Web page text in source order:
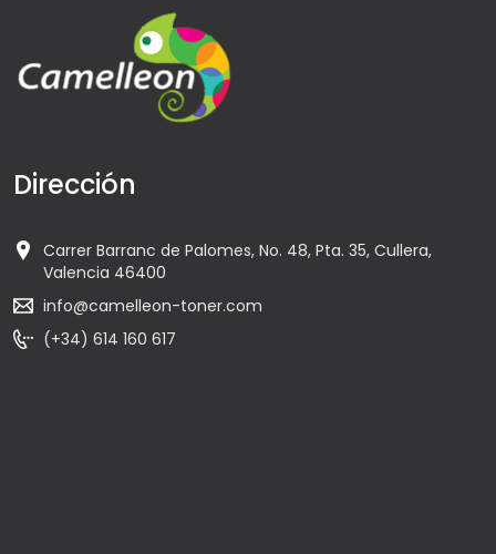
Dirección
Carrer Barranc de Palomes, No. 48, Pta. 35, Cullera,
Valencia 46400
info@camelleon-toner.com
(+34) 614 160 617